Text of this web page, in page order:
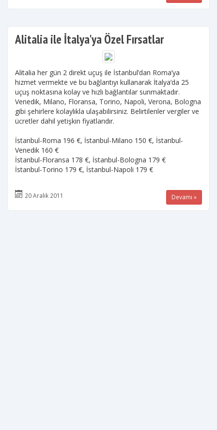
Alitalia ile İtalya'ya Özel Fırsatlar
Alitalia her gün 2 direkt uçuş ile İstanbul’dan Roma’ya
hizmet vermekte ve bu bağlantıyı kullanarak İtalya’da 25
uçuş noktasına kolay ve hızlı bağlantılar sunmaktadır.
Venedik, Milano, Floransa, Torino, Napoli, Verona, Bologna
gibi şehirlere kolaylıkla ulaşabilirsiniz. Belirtilenler vergiler ve
ücretler dahil yetişkin fiyatlarıdır.
İstanbul-Roma 196 €, İstanbul-Milano 150 €, İstanbul-
Venedik 160 €
İstanbul-Floransa 178 €, İstanbul-Bologna 179 €
İstanbul-Torino 179 €, İstanbul-Napoli 179 €
20 Aralık 2011 Devamı »